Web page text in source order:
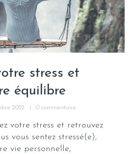
stress et
équilibre
2022 0 commentaire
votre stress et retrouvez
vous sentez stressé(e),
vie personnelle,